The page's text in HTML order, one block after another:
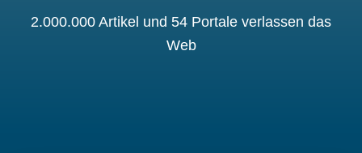
2.000.000 Artikel und 54 Portale verlassen das
Web